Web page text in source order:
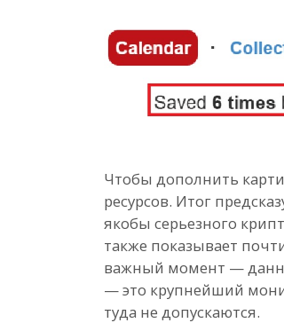
Чтобы дополнить
ресурсов. Итог
якобы серьезного
также показывает
важный момент —
— это крупнейший
туда не допускаются.